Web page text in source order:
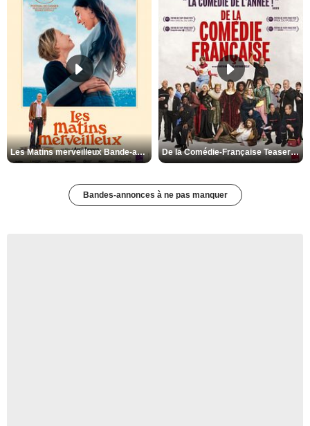
Les Matins merveilleux Bande-annonce VF De la Comédie-Française Teaser VF
Bandes-annonces à ne pas manquer